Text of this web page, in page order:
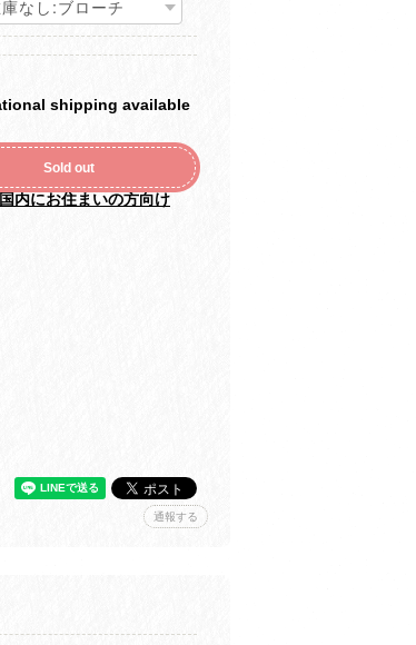
shipping available
Sold out
内にお住まいの方向け
通報する